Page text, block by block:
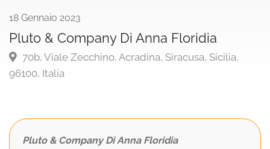
18 Gennaio 2023
Pluto & Company Di Anna Floridia
70b, Viale Zecchino, Acradina, Siracusa, Sicilia,
96100, Italia
Pluto & Company Di Anna Floridia